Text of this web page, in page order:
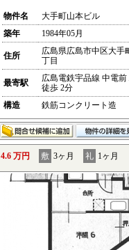
物件名
大手町山本ビル
築年
1984年05月
住所
広島県広島市中区大手
丁目
最寄駅
広島電鉄宇品線 中電前
徒歩 2分
構造
鉄筋コンクリート造
4.6 万円 敷 3ヶ月 礼 1ヶ月